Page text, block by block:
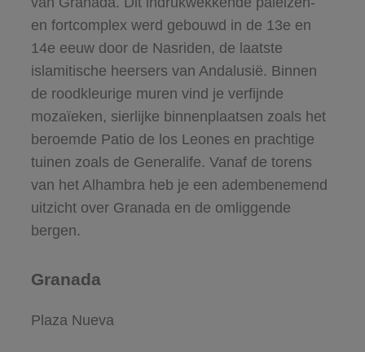
en fortcomplex werd gebouwd in de 13e en
14e eeuw door de Nasriden, de laatste
islamitische heersers van Andalusië. Binnen
de roodkleurige muren vind je verfijnde
mozaïeken, sierlijke binnenplaatsen zoals het
beroemde Patio de los Leones en prachtige
tuinen zoals de Generalife. Vanaf de torens
van het Alhambra heb je een adembenemend
uitzicht over Granada en de omliggende
bergen.
Granada
Plaza Nueva